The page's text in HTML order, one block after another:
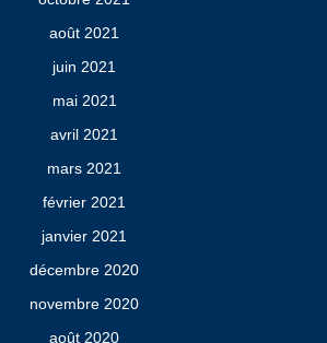
août 2021
juin 2021
mai 2021
avril 2021
mars 2021
février 2021
janvier 2021
décembre 2020
novembre 2020
août 2020